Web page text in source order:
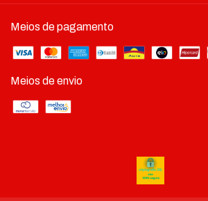
Meios de pagamento
Meios de envio